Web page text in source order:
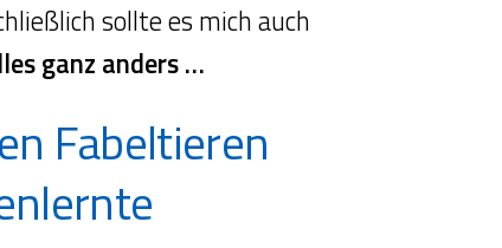
sollte es mich auch
ganz anders …
Fabeltieren